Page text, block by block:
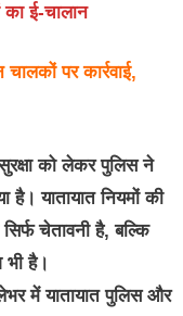
ई-चालान
पर कार्रवाई,
को लेकर पुलिस ने
यातायात नियमों की
चेतावनी है, बल्कि
है।
मेंयातायात पुलिस और